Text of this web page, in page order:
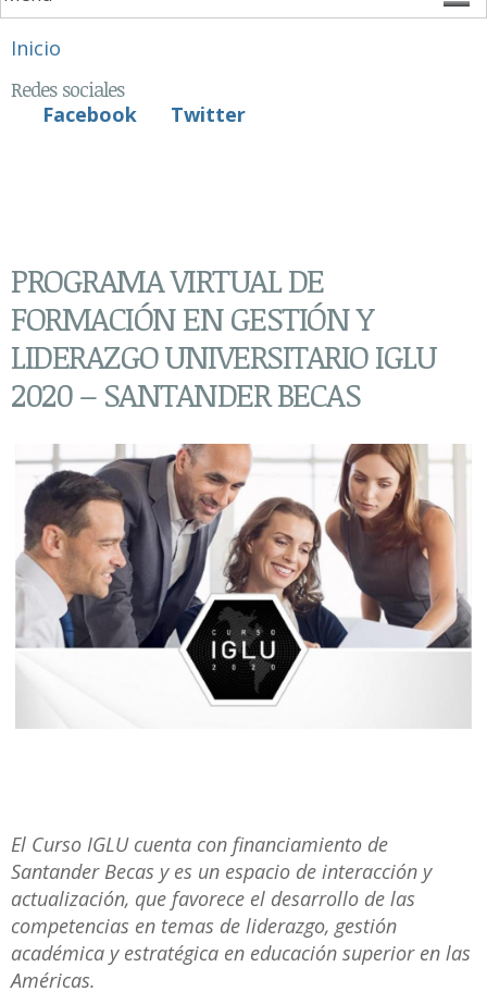
Se encuentra usted aquí
Inicio
Redes sociales
Facebook
Twitter
PROGRAMA VIRTUAL DE
FORMACIÓN EN GESTIÓN Y
LIDERAZGO UNIVERSITARIO IGLU
2020 – SANTANDER BECAS
El Curso IGLU cuenta con financiamiento de
Santander Becas y es un espacio de interacción y
actualización, que favorece el desarrollo de las
competencias en temas de liderazgo, gestión
académica y estratégica en educación superior en las
Américas.